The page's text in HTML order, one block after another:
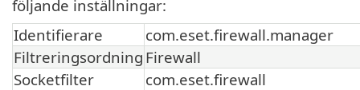
följande inställningar:
Identifierare
com.eset.firewall.manager
Filtreringsordning Firewall
Socketfilter
com.eset.firewall